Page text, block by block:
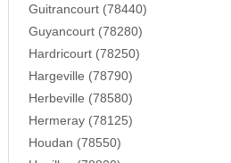
Guitrancourt (78440)
Guyancourt (78280)
Hardricourt (78250)
Hargeville (78790)
Herbeville (78580)
Hermeray (78125)
Houdan (78550)